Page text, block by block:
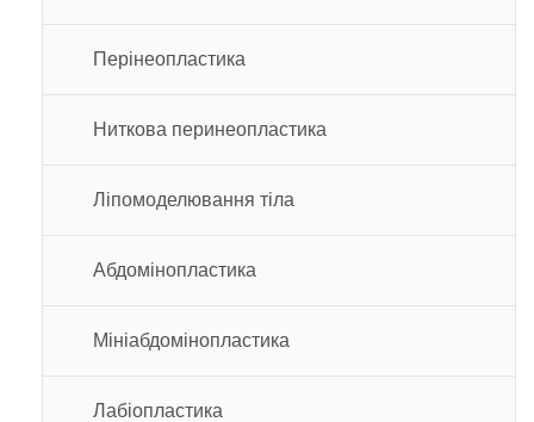
Перінеопластика
Ниткова перинеопластика
Ліпомоделювання тіла
Абдомінопластика
Мініабдомінопластика
Лабіопластика